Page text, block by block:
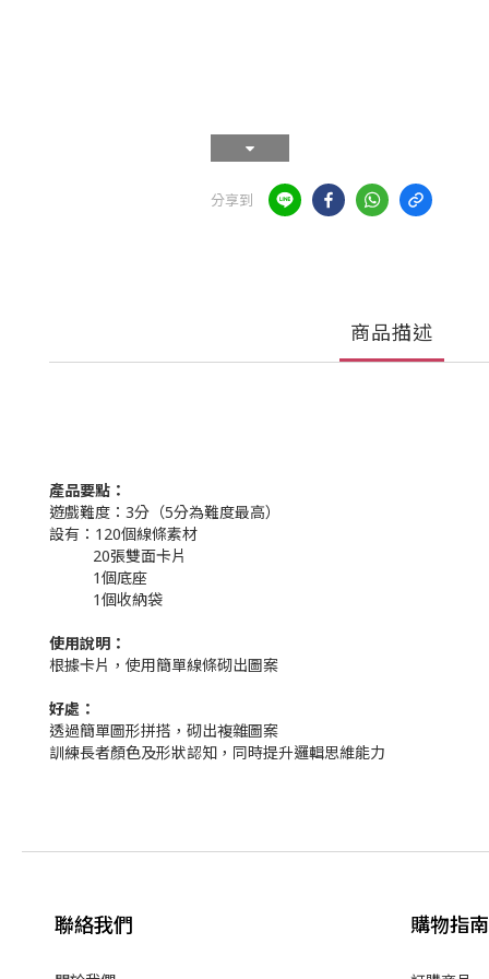
分享到
商品描述
產品要點：
遊戲難度：3分（5分為難度最高）
設有：120個線條素材
20張雙面卡片
1個底座
1個收納袋
使用說明：
根據卡片，使用簡單線條砌出圖案
好處：
透過簡單圖形拼搭，砌出複雜圖案
訓練長者顏色及形狀認知，同時提升邏輯思維能力
聯絡我們 購物指南